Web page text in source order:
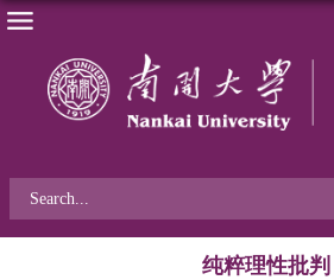
纯粹理性批判